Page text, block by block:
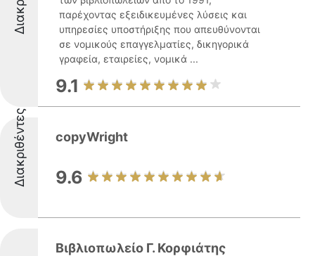
παρέχοντας εξειδικευμένες λύσεις και
υπηρεσίες υποστήριξης που απευθύνονται
σε νομικούς επαγγελματίες, δικηγορικά
γραφεία, εταιρείες, νομικά ...
9.1
Διακριθέντες copyWright
9.6
Βιβλιοπωλείο Γ. Κορφιάτης